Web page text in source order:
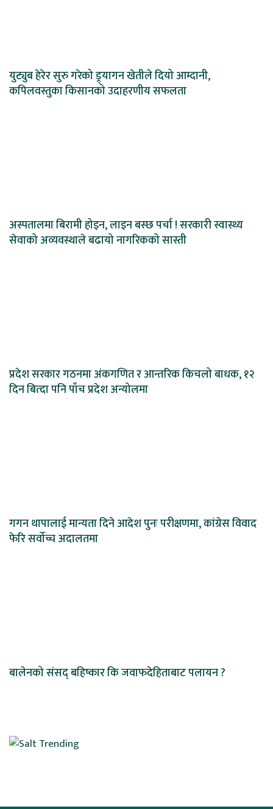
युट्युब हेरेर सुरु गरेको ड्र्यागन खेतीले दियो आम्दानी,
कपिलवस्तुका किसानको उदाहरणीय सफलता
अस्पतालमा बिरामी होइन, लाइन बस्छ पर्चा ! सरकारी स्वास्थ्य
सेवाको अव्यवस्थाले बढायो नागरिकको सास्ती
प्रदेश सरकार गठनमा अंकगणित र आन्तरिक किचलो बाधक, १२
दिन बित्दा पनि पाँच प्रदेश अन्योलमा
गगन थापालाई मान्यता दिने आदेश पुनः परीक्षणमा, कांग्रेस विवाद
फेरि सर्वोच्च अदालतमा
बालेनको संसद् बहिष्कार कि जवाफदेहिताबाट पलायन ?